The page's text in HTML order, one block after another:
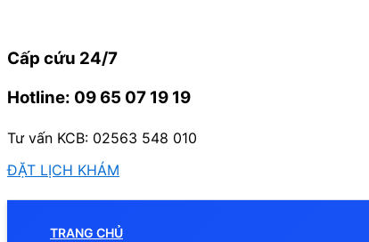
nội
Cấp cứu 24/7
Hotline: 09 65 07 19 19
Tư vấn KCB: 02563 548 010
ĐẶT LỊCH KHÁM
TRANG CHỦ